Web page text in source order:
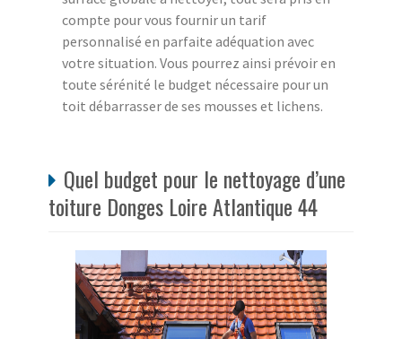
compte pour vous fournir un tarif
personnalisé en parfaite adéquation avec
votre situation. Vous pourrez ainsi prévoir en
toute sérénité le budget nécessaire pour un
toit débarrasser de ses mousses et lichens.
Quel budget pour le nettoyage d’une
toiture Donges Loire Atlantique 44